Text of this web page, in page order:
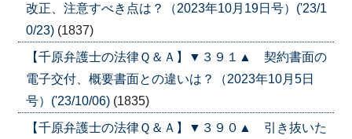
改正、注意すべき点は？（2023年10月19日号）('23/1
0/23) (1837)
【千原弁護士の法律Ｑ＆Ａ】▼３９１▲ 契約書面の
電子交付、概要書面との違いは？（2023年10月5日
号）('23/10/06) (1835)
【千原弁護士の法律Ｑ＆Ａ】▼３９０▲ 引き抜いた